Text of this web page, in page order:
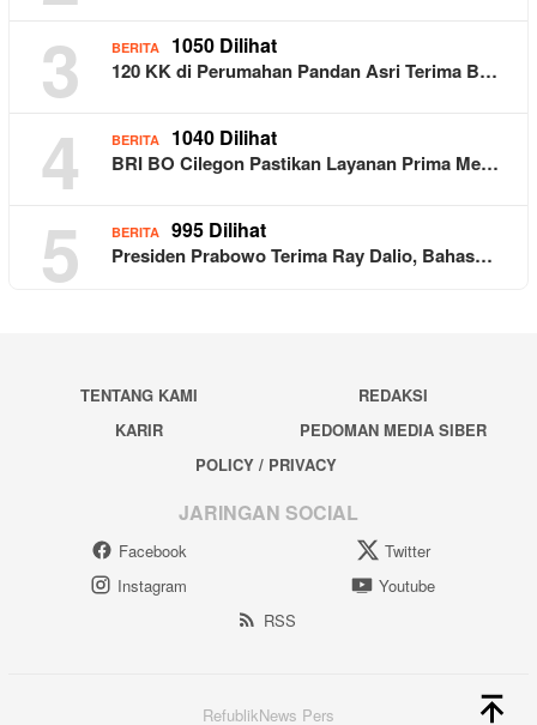
3 BERITA 1050 Dilihat
120 KK di Perumahan Pandan Asri Terima B…
4 BERITA 1040 Dilihat
BRI BO Cilegon Pastikan Layanan Prima Me…
5 BERITA 995 Dilihat
Presiden Prabowo Terima Ray Dalio, Bahas…
TENTANG KAMI
REDAKSI
KARIR
PEDOMAN MEDIA SIBER
POLICY / PRIVACY
JARINGAN SOCIAL
Facebook
Twitter
Instagram
Youtube
RSS
RefublikNews Pers